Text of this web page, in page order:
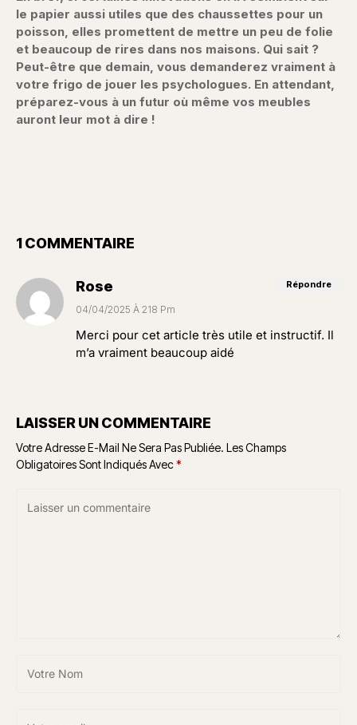
le papier aussi utiles que des chaussettes pour un
poisson, elles promettent de mettre un peu de folie
et beaucoup de rires dans nos maisons. Qui sait ?
Peut-être que demain, vous demanderez vraiment à
votre frigo de jouer les psychologues. En attendant,
préparez-vous à un futur où même vos meubles
auront leur mot à dire !
1 COMMENTAIRE
Rose
04/04/2025 À 218 Pm
Merci pour cet article très utile et instructif. Il
m’a vraiment beaucoup aidé
Répondre
LAISSER UN COMMENTAIRE
Votre Adresse E-Mail Ne Sera Pas Publiée. Les Champs
Obligatoires Sont Indiqués Avec*